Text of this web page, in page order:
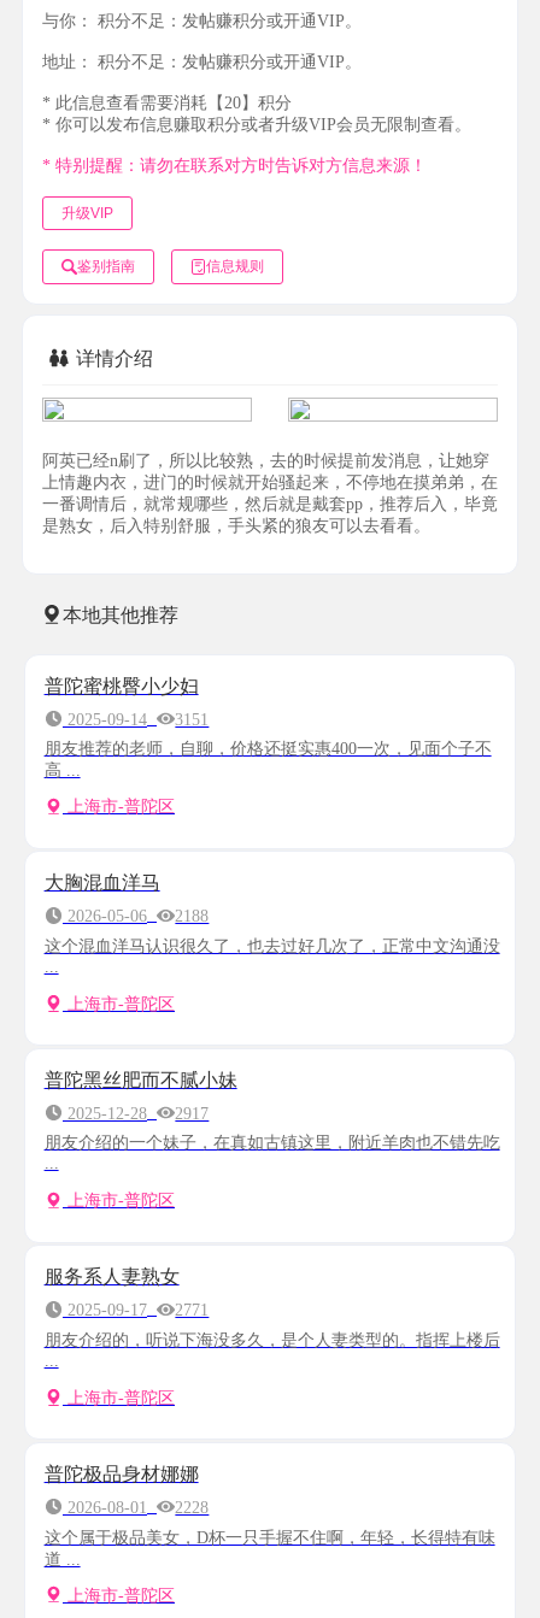
与你： 积分不足：发帖赚积分或开通VIP。
地址： 积分不足：发帖赚积分或开通VIP。
* 此信息查看需要消耗【20】积分
* 你可以发布信息赚取积分或者升级VIP会员无限制查看。
* 特别提醒：请勿在联系对方时告诉对方信息来源！
升级VIP
鉴别指南 信息规则
详情介绍
阿英已经n刷了，所以比较熟，去的时候提前发消息，让她穿
上情趣内衣，进门的时候就开始骚起来，不停地在摸弟弟，在
一番调情后，就常规哪些，然后就是戴套pp，推荐后入，毕竟
是熟女，后入特别舒服，手头紧的狼友可以去看看。
本地其他推荐
普陀蜜桃臀小少妇
2025-09-14
3151
朋友推荐的老师，自聊，价格还挺实惠400一次，见面个子不
高 ...
上海市-普陀区
大胸混血洋马
2026-05-06
2188
这个混血洋马认识很久了，也去过好几次了，正常中文沟通没
上海市-普陀区
普陀黑丝肥而不腻小妹
2025-12-28
2917
朋友介绍的一个妹子，在真如古镇这里，附近羊肉也不错先吃
...
上海市-普陀区
服务系人妻熟女
2025-09-17
2771
朋友介绍的，听说下海没多久，是个人妻类型的。指挥上楼后
...
上海市-普陀区
普陀极品身材娜娜
2026-08-01
2228
这个属于极品美女，D杯一只手握不住啊，年轻，长得特有味
道 ...
上海市-普陀区